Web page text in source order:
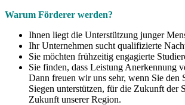
Warum Förderer werden?
Ihnen liegt die Unterstützung junger
Ihr Unternehmen sucht qualifizierte
Sie möchten frühzeitig engagierte
Sie finden, dass Leistung Anerkennung
Dann freuen wir uns sehr, wenn Sie den
Siegen unterstützen, für die Zukunft der
Zukunft unserer Region.